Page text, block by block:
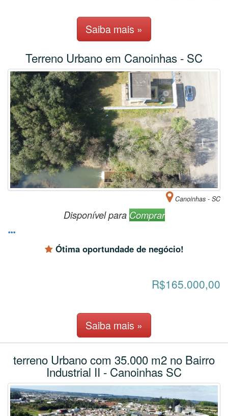
Saiba mais »
Terreno Urbano em Canoinhas - SC
Canoinhas - SC
Disponível para Comprar
Ótima oportundade de negócio!
R$165.000,00
Saiba mais »
terreno Urbano com 35.000 m2 no Bairro
Industrial II - Canoinhas SC